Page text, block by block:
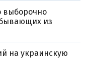
выборочно
из
на украинскую